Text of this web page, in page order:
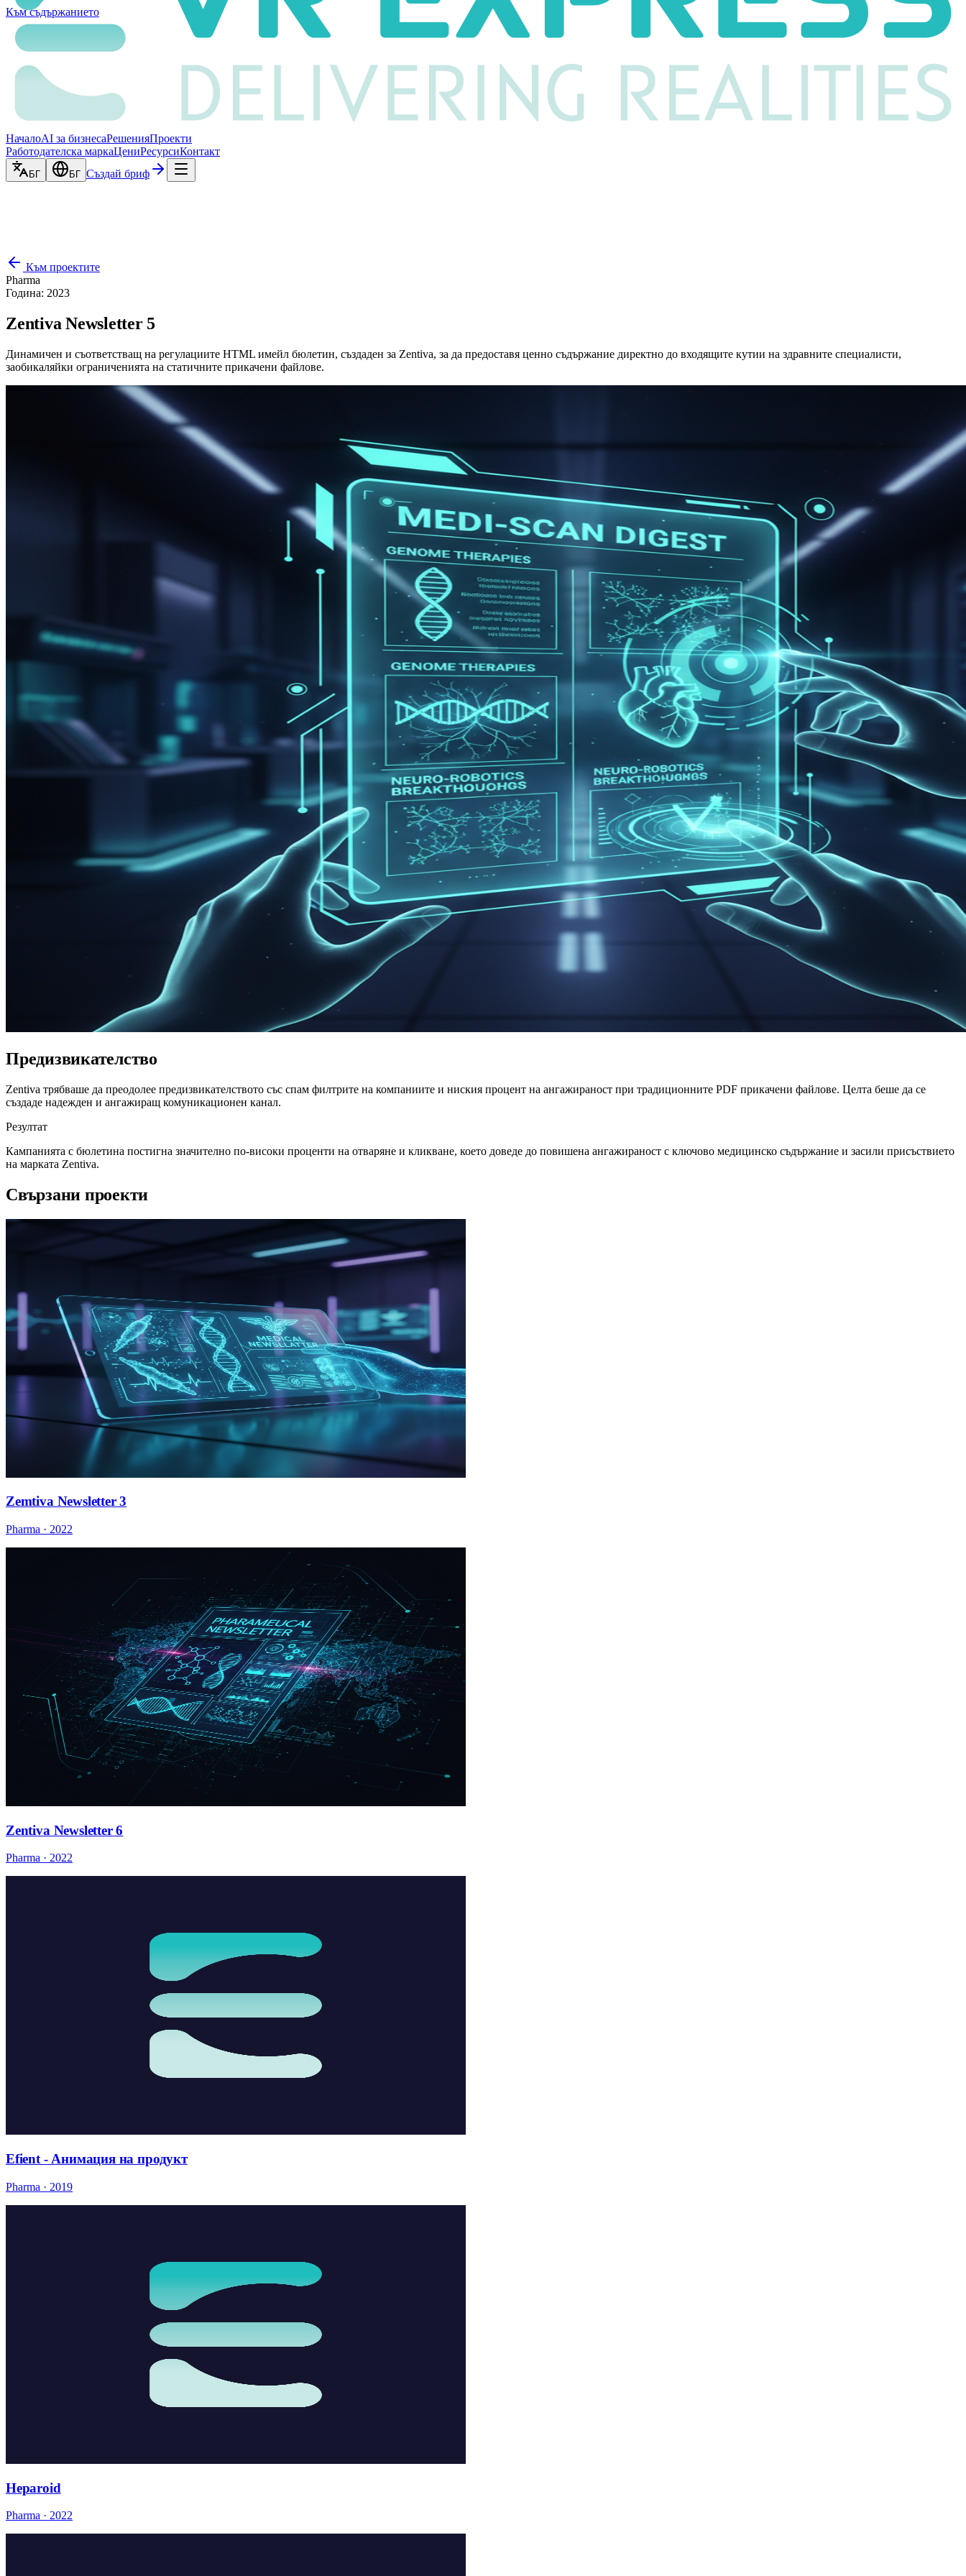
Към съдържанието
НачалоAI за бизнесаРешенияПроекти
Работодателска маркаЦениРесурсиКонтакт
БГ БГ Създай бриф
Към проектите
Pharma
Година: 2023
Zentiva Newsletter 5
Динамичен и съответстващ на регулациите HTML имейл бюлетин, създаден за Zentiva, за да предоставя ценно съдържание директно до входящите кутии на здравните специалисти,
заобикаляйки ограниченията на статичните прикачени файлове.
Предизвикателство
Zentiva трябваше да преодолее предизвикателството със спам филтрите на компаниите и ниския процент на ангажираност при традиционните PDF прикачени файлове. Целта беше да се
създаде надежден и ангажиращ комуникационен канал.
Резултат
Кампанията с бюлетина постигна значително по-високи проценти на отваряне и кликване, което доведе до повишена ангажираност с ключово медицинско съдържание и засили присъствието
на марката Zentiva.
Свързани проекти
Zemtiva Newsletter 3
Pharma · 2022
Zentiva Newsletter 6
Pharma · 2022
Efient - Анимация на продукт
Pharma · 2019
Heparoid
Pharma · 2022